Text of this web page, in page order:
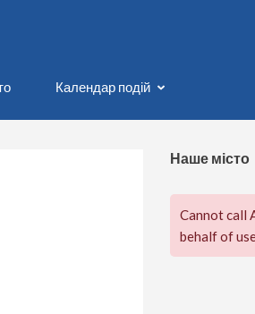
Календар подій
Наше місто
Cannot call
behalf of